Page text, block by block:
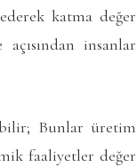
katma değer
insanlar
Bunlar üretim
faaliyetler değer